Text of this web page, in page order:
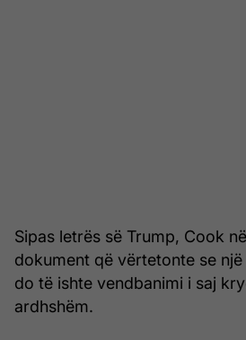
Sipas letrës së Trump, Cook
dokument që vërtetonte se
do të ishte vendbanimi i saj
ardhshëm.